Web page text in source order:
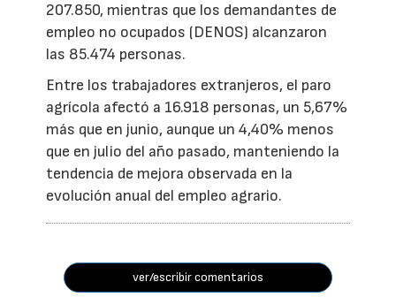
207.850, mientras que los demandantes de
empleo no ocupados (DENOS) alcanzaron
las 85.474 personas.
Entre los trabajadores extranjeros, el paro
agrícola afectó a 16.918 personas, un 5,67%
más que en junio, aunque un 4,40% menos
que en julio del año pasado, manteniendo la
tendencia de mejora observada en la
evolución anual del empleo agrario.
ver/escribir comentarios